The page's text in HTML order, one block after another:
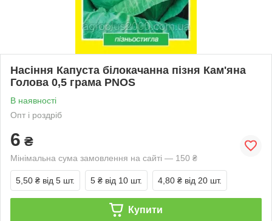
Насіння Капуста білокачанна пізня Кам'яна
Голова 0,5 грама PNOS
В наявності
Опт і роздріб
6 ₴
Мінімальна сума замовлення на сайті — 150 ₴
5,50 ₴ від 5 шт. 5 ₴ від 10 шт. 4,80 ₴ від 20 шт.
Купити